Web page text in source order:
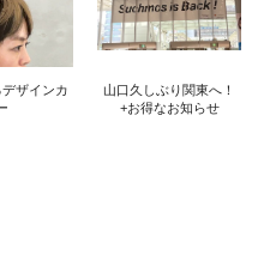
ザインカ
山口久しぶり関東へ！
+お得なお知らせ